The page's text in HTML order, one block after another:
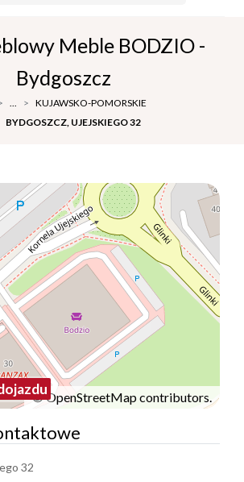
Meble BODZIO -
Bydgoszcz
...
KUJAWSKO-POMORSKIE
BYDGOSZCZ, UJEJSKIEGO 32
©OpenStreetMapcontributors.
32